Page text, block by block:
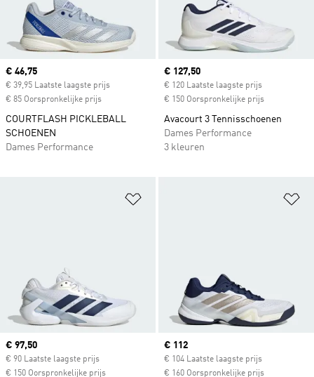
Current price
€ 46,75
€ 39,95 Laatste laagste prijs
€ 85 Oorspronkelijke prijs
COURTFLASH PICKLEBALL
SCHOENEN
Dames Performance
Current price
€ 127,50
€ 120 Laatste laagste prijs
€ 150 Oorspronkelijke prijs
Avacourt 3 Tennisschoenen
Dames Performance
3 kleuren
Current price
€ 97,50
€ 90 Laatste laagste prijs
€ 150 Oorspronkelijke prijs
Current price
€ 112
€ 104 Laatste laagste prijs
€ 160 Oorspronkelijke prijs